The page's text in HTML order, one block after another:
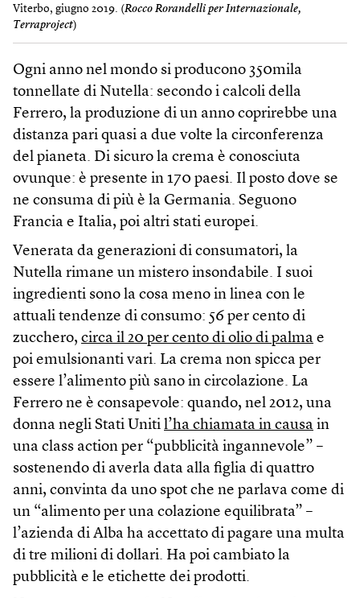
Viterbo, giugno 2019. (Rocco Rorandelli per Internazionale,
Terraproject)
Ogni anno nel mondo si producono 350mila
tonnellate di Nutella: secondo i calcoli della
Ferrero, la produzione di un anno coprirebbe una
distanza pari quasi a due volte la circonferenza
del pianeta. Di sicuro la crema è conosciuta
ovunque: è presente in 170 paesi. Il posto dove se
ne consuma di più è la Germania. Seguono
Francia e Italia, poi altri stati europei.
Venerata da generazioni di consumatori, la
Nutella rimane un mistero insondabile. I suoi
ingredienti sono la cosa meno in linea con le
attuali tendenze di consumo: 56 per cento di
zucchero, circa il 20 per cento di olio di palma e
poi emulsionanti vari. La crema non spicca per
essere l’alimento più sano in circolazione. La
Ferrero ne è consapevole: quando, nel 2012, una
donna negli Stati Uniti l’ha chiamata in causa in
una class action per “pubblicità ingannevole” –
sostenendo di averla data alla figlia di quattro
anni, convinta da uno spot che ne parlava come di
un “alimento per una colazione equilibrata” –
l’azienda di Alba ha accettato di pagare una multa
di tre milioni di dollari. Ha poi cambiato la
pubblicità e le etichette dei prodotti.